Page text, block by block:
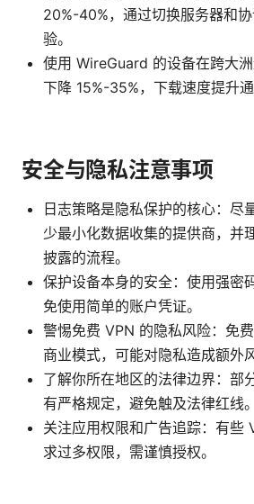
20%-40%，通过切换服务器和
验。
使用 WireGuard 的设备在跨大
下降 15%-35%，下载速度提升通
安全与隐私注意事项
日志策略是隐私保护的核心：尽
少最小化数据收集的提供商，并
披露的流程。
保护设备本身的安全：使用强密
免使用简单的账户凭证。
警惕免费 VPN 的隐私风险：免
商业模式，可能对隐私造成额外
了解你所在地区的法律边界：部
有严格规定，避免触及法律红线。
关注应用权限和广告追踪：有些
求过多权限，需谨慎授权。